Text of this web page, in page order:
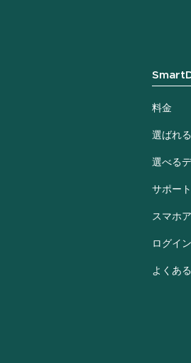
料金
選ばれ
選べる
サポート
スマホ
ログイン
よくあ